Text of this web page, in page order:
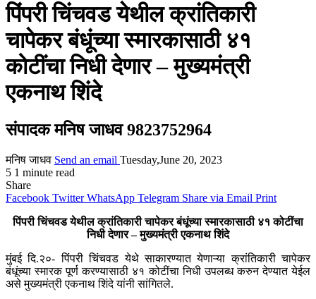
पिंपरी चिंचवड येथील क्रांतिकारी
चापेकर बंधूंच्या स्मारकासाठी ४१
कोटींचा निधी देणार – मुख्यमंत्री
एकनाथ शिंदे
संपादक मनिष जाधव 9823752964
मनिष जाधव Send an email Tuesday,June 20, 2023
5 1 minute read
Share
Facebook Twitter WhatsApp Telegram Share via Email Print
पिंपरी चिंचवड येथील क्रांतिकारी चापेकर बंधूंच्या स्मारकासाठी ४१ कोटींचा
निधी देणार – मुख्यमंत्री एकनाथ शिंदे
मुंबई दि.२०- पिंपरी चिंचवड येथे साकारण्यात येणाऱ्या क्रांतिकारी चापेकर
बंधूंच्या स्मारक पूर्ण करण्यासाठी ४१ कोटींचा निधी उपलब्ध करुन देण्यात येईल
असे मुख्यमंत्री एकनाथ शिंदे यांनी सांगितले.